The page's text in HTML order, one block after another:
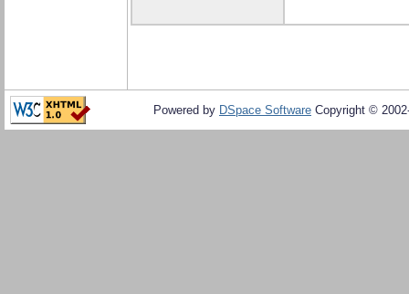
Powered by DSpace Software Copyright ©